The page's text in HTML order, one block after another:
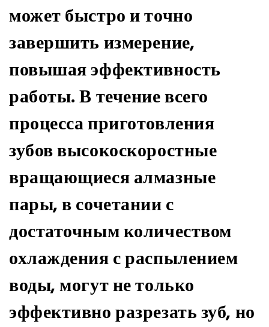
может быстро и точно
завершить измерение,
повышая эффективность
работы. В течение всего
процесса приготовления
зубов высокоскоростные
вращающиеся алмазные
пары, в сочетании с
достаточным количеством
охлаждения с распылением
воды, могут не только
эффективно разрезать зуб, но